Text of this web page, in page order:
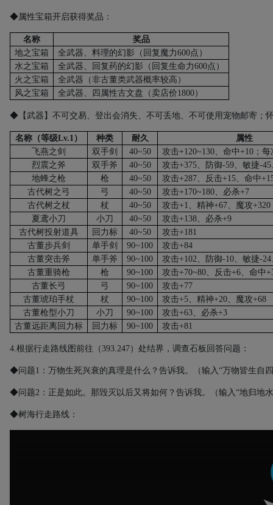
◆属性宝箱开启获得奖品：
名称
奖品
地之宝箱
全武器、料理的幻影（回复魔力600点）
水之宝箱
全武器、回复药的幻影（回复生命力600点）
火之宝箱
全武器（非古董类武器概率较高）
风之宝箱
全武器、四属性古文盘（卖店价1800）
◆【武器】不可交易、登出会消失、不可丢地、不可使用宠物邮寄；
名称（等级Lv.1 ） 种类 耐久
属性
飞燕之剑
双手剑 40~50 攻击+120~130、命中+10 ；
烈震之斧
双手斧 40~50 攻击+375、防御-59、敏捷-45
地蜂之枪
枪 40~50 攻击+287、反击+15、命中
古代树之弓
弓 40~50 攻击+170~180、必杀+7
古代树之杖
杖 40~50 攻击+1 、精神+67、魔攻+320
夏鸢小刀
小刀 40~50 攻击+138、必杀+9
古代树投射道具
回力标 40~50 攻击+181
古董步兵剑
单手剑 90~100 攻击+84
古董突击斧
单手斧 90~100 攻击+102、防御-10、敏捷-24
古董重骑枪
枪 90~100 攻击+70~80、反击+6、命中
古董长弓
弓 90~100 攻击+77
古董琥珀手杖
杖 90~100 攻击+5、精神+20、魔攻+68
古董枪型小刀
小刀 90~100 攻击+63、必杀+3
古董远距离回力标
回力标 90~100 攻击+81
4.根据行走路线图前往（393.247）处结界，调查石板回答问题：
◆问题1 ：万物生死兴衰的真理是什么？告诉我。（输入“万物皆生自
◆问题2 ：正是如此。那毁灭以后又将如何？告诉我。（输入“地归地
◆树海行走路线：